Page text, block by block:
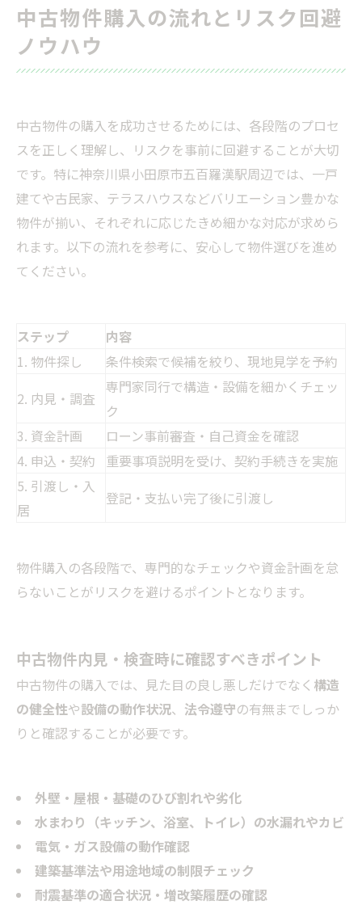
中古物件購入の流れとリスク回避
ノウハウ
中古物件の購入を成功させるためには、各段階のプロセ
スを正しく理解し、リスクを事前に回避することが大切
です。特に神奈川県小田原市五百羅漢駅周辺では、一戸
建てや古民家、テラスハウスなどバリエーション豊かな
物件が揃い、それぞれに応じたきめ細かな対応が求めら
れます。以下の流れを参考に、安心して物件選びを進め
てください。
ステップ
内容
1. 物件探し
条件検索で候補を絞り、現地見学を予約
2. 内見・調査
専門家同行で構造・設備を細かくチェッ
ク
3. 資金計画
ローン事前審査・自己資金を確認
4. 申込・契約
重要事項説明を受け、契約手続きを実施
5. 引渡し・入
居
登記・支払い完了後に引渡し
物件購入の各段階で、専門的なチェックや資金計画を怠
らないことがリスクを避けるポイントとなります。
中古物件内見・検査時に確認すべきポイント
中古物件の購入では、見た目の良し悪しだけでなく 構造
の健全性や設備の動作状況、 法令遵守の有無までしっか
りと確認することが必要です。
外壁・屋根・基礎のひび割れや劣化
水まわり（キッチン、浴室、トイレ）の水漏れやカビ
電気・ガス設備の動作確認
建築基準法や用途地域の制限チェック
耐震基準の適合状況・増改築履歴の確認